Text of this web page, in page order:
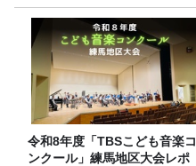
令和8年度「TBSこども音楽コ
ンクール」練馬地区大会レポ